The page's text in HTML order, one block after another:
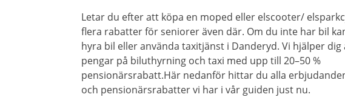
Letar du efter att köpa en moped eller elscooter/
flera rabatter för seniorer även där. Om du inte har bil
hyra bil eller använda taxitjänst i Danderyd. Vi hjälper dig
pengar på biluthyrning och taxi med upp till 20–50 %
pensionärsrabatt.Här nedanför hittar du alla
och pensionärsrabatter vi har i vår guiden just nu.